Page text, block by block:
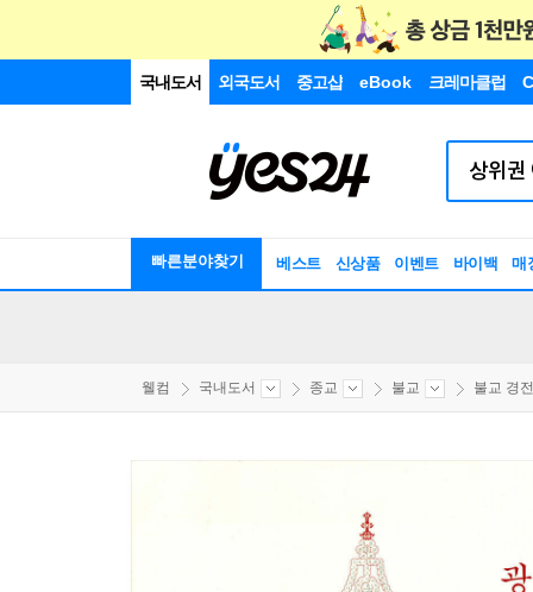
국내도서 외국도서 중고샵 eBook 크레마클럽
빠른분야찾기 베스트 신상품 이벤트 바이백 매
웰컴 국내도서 종교 불교 불교 경